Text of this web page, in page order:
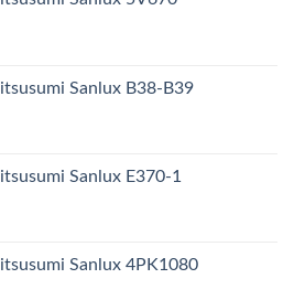
Sanlux B38-B39
Sanlux E370-1
Sanlux 4PK1080